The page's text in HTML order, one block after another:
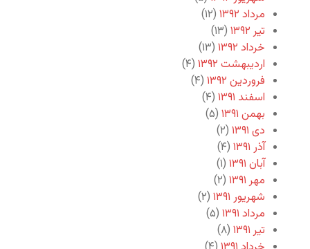
مرداد ۱۳۹۲
(۱۲)
تیر ۱۳۹۲
(۱۳)
خرداد ۱۳۹۲
(۱۳)
اردیبهشت ۱۳۹۲
(۴)
فروردین ۱۳۹۲
(۴)
اسفند ۱۳۹۱
(۴)
بهمن ۱۳۹۱
(۵)
دی ۱۳۹۱
(۲)
آذر ۱۳۹۱
(۴)
آبان ۱۳۹۱
(۱)
مهر ۱۳۹۱
(۲)
شهریور ۱۳۹۱
(۲)
مرداد ۱۳۹۱
(۵)
تیر ۱۳۹۱
(۸)